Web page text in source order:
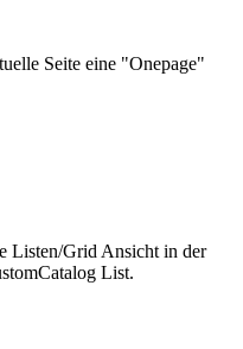
Seite eine "Onepage"
Listen/Grid Ansicht in der
List.